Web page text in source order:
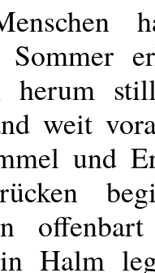
herum
weit
und
Halm